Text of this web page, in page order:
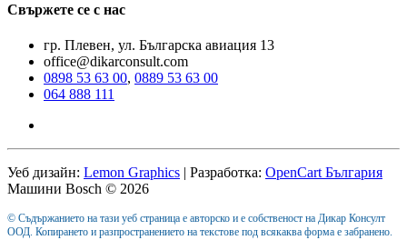
Свържете се с нас
гр. Плевен, ул. Българска авиация 13
office@dikarconsult.com
0898 53 63 00, 0889 53 63 00
064 888 111
Уеб дизайн: Lemon Graphics | Разработка: OpenCart България
Машини Bosch © 2026
© Съдържанието на тази уеб страница е авторско и е собственост на Дикар Консулт
ООД. Копирането и разпространението на текстове под всякаква форма е забранено.